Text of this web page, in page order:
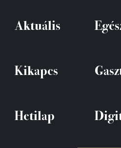
Aktuális
Kikapcs
Hetilap